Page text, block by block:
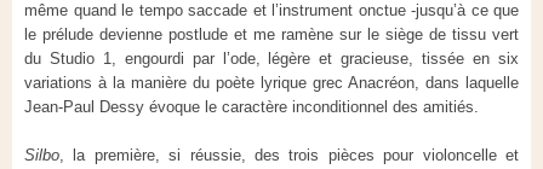
même quand le tempo saccade et l’instrument onctue -jusqu’à ce que
le prélude devienne postlude et me ramène sur le siège de tissu vert
du Studio 1, engourdi par l’ode, légère et gracieuse, tissée en six
variations à la manière du poète lyrique grec Anacréon, dans laquelle
Jean-Paul Dessy évoque le caractère inconditionnel des amitiés.
Silbo, la première, si réussie, des trois pièces pour violoncelle et